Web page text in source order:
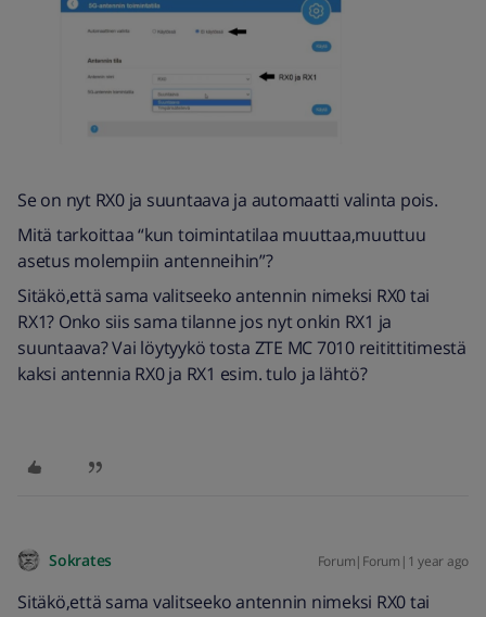
Se on nyt RX0 ja suuntaava ja automaatti valinta pois.
Mitä tarkoittaa “kun toimintatilaa muuttaa,muuttuu
asetus molempiin antenneihin”?
Sitäkö,että sama valitseeko antennin nimeksi RX0 tai
RX1? Onko siis sama tilanne jos nyt onkin RX1 ja
suuntaava? Vai löytyykö tosta ZTE MC 7010 reitittitimestä
kaksi antennia RX0 ja RX1 esim. tulo ja lähtö?
Sokrates Forum|Forum|1 year ago
Sitäkö,että sama valitseeko antennin nimeksi RX0 tai